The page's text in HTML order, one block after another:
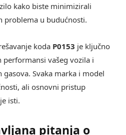
kako biste minimizirali
problema u budućnosti.
koda P0153 je ključno
vašeg vozila i
Svaka marka i model
ali osnovni pristup
isti.
pitanja o